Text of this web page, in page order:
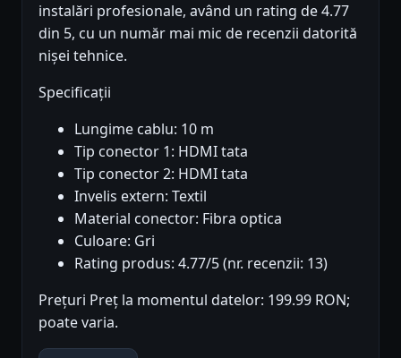
instalări profesionale, având un rating de 4.77
din 5, cu un număr mai mic de recenzii datorită
nișei tehnice.
Specificații
Lungime cablu: 10 m
Tip conector 1: HDMI tata
Tip conector 2: HDMI tata
Invelis extern: Textil
Material conector: Fibra optica
Culoare: Gri
Rating produs: 4.77/5 (nr. recenzii: 13)
Prețuri Preț la momentul datelor: 199.99 RON;
poate varia.